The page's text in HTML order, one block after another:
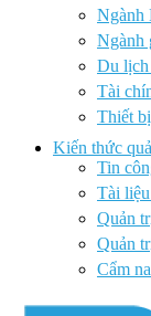
Ngành
Ngành
Du
Tài
Thiết
Kiến thức
Tin
Tài
Quản
Quản
Cẩm